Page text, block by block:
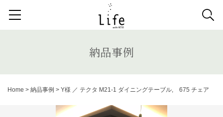
検索する記事の種類：
納品事例 News
キーワードから記事を探す
納品事例
Home > 納品事例 > Y様 ／ テクタ M21-1 ダイニングテーブル, 675 チェア